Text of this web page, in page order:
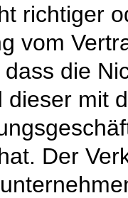
richtiger
vom
die
dieser mit
Der